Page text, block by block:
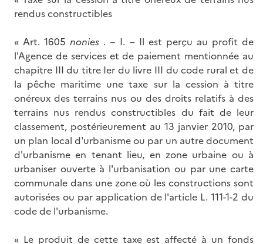
rendus constructibles
« Art. 1605nonies . − I. – Il est perçu au profit de
l'Agence de services et de paiement mentionnée au
chapitre III du titre Ier du livre III du code rural et de
la pêche maritime une taxe sur la cession à titre
onéreux des terrains nus ou des droits relatifs à des
terrains nus rendus constructibles du fait de leur
classement, postérieurement au 13 janvier 2010, par
un plan local d'urbanisme ou par un autre document
d'urbanisme en tenant lieu, en zone urbaine ou à
urbaniser ouverte à l'urbanisation ou par une carte
communale dans une zone où les constructions sont
autorisées ou par application de l'article L. 111-1-2 du
code de l'urbanisme.
« Le produit de cette taxe est affecté à un fonds